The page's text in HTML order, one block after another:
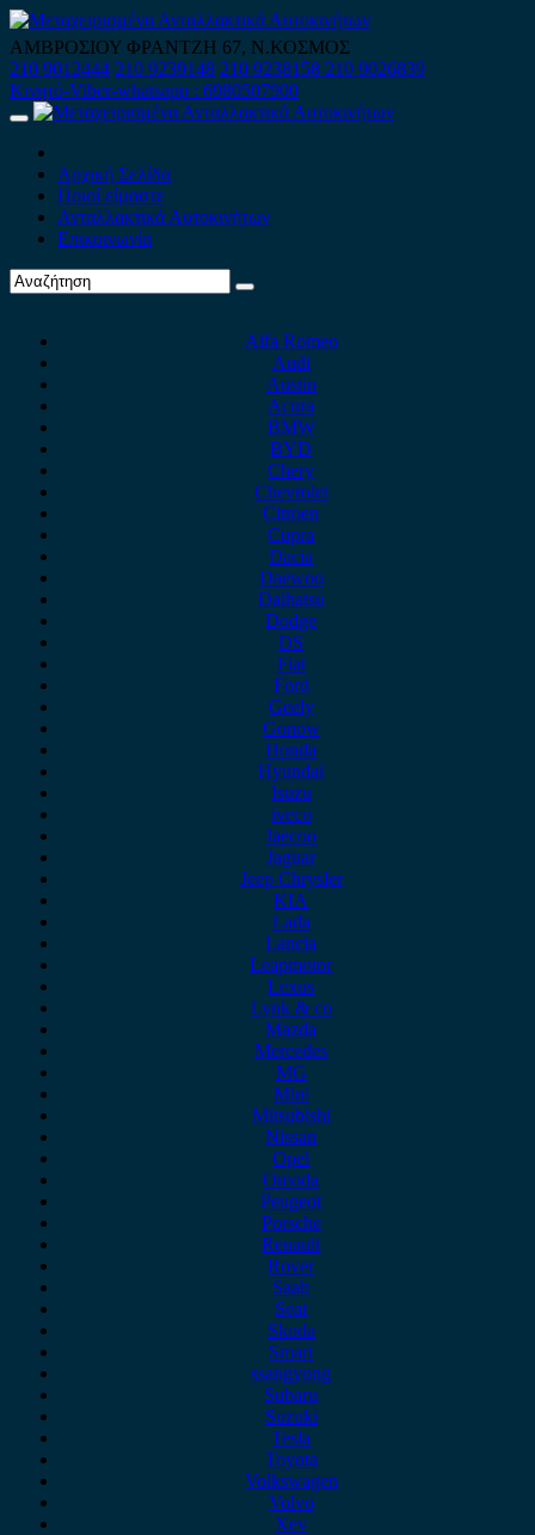
Skip
to
content
ΑΜΒΡΟΣΙΟΥ ΦΡΑΝΤΖΗ 67, Ν.ΚΟΣΜΟΣ
210 9012444 210 9239148 210 9238158 210 9026839
Κινητό-Viber-whatsapp : 6980507900
Primary
Αρχική Σελίδα
Ποιοί είμαστε
Ανταλλακτικά Αυτοκινήτων
Επικοινωνία
Alfa Romeo
Audi
Austin
Acura
BMW
BYD
Chery
Chevrolet
Citroen
Cupra
Dacia
Daewoo
Daihatsu
Dodge
DS
Fiat
Ford
Geely
Gonow
Honda
Hyundai
Isuzu
iveco
Jaecoo
Jaguar
Jeep Chrysler
KIA
Lada
Lancia
Leapmotor
Lexus
Lynk & co
Mazda
Mercedes
MG
Mini
Mitsubishi
Nissan
Opel
Omoda
Peugeot
Porsche
Renault
Rover
Saab
Seat
Skoda
Smart
ssangyong
Subaru
Suzuki
Tesla
Toyota
Volkswagen
Volvo
Xev